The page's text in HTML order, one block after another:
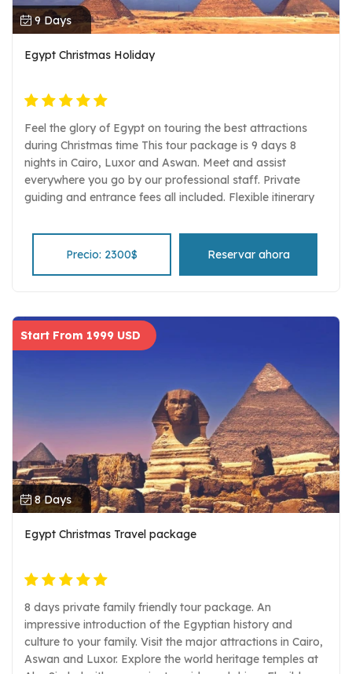
9 Days
Egypt Christmas Holiday
Feel the glory of Egypt on touring the best attractions
during Christmas time This tour package is 9 days 8
nights in Cairo, Luxor and Aswan. Meet and assist
everywhere you go by our professional staff. Private
guiding and entrance fees all included. Flexible itinerary
Precio: 2300$ Reservar ahora
Start From 1999 USD
8 Days
Egypt Christmas Travel package
8 days private family friendly tour package. An
impressive introduction of the Egyptian history and
culture to your family. Visit the major attractions in Cairo,
Aswan and Luxor. Explore the world heritage temples at